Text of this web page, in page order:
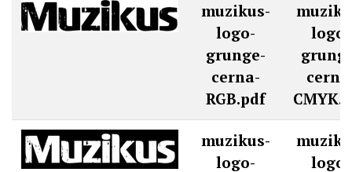
muzikus-
logo-
grunge-
cerna-
RGB.pdf
logo-
muzikus-
logo-
logo-